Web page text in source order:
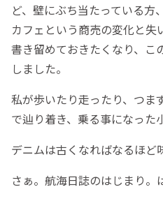
ど、壁にぶち当たっている方
カフェという商売の変化と失
書き留めておきたくなり、こ
しました。
私が歩いたり走ったり、つま
で辿り着き、乗る事になった
デニムは古くなればなるほど
さぁ。航海日誌のはじまり。